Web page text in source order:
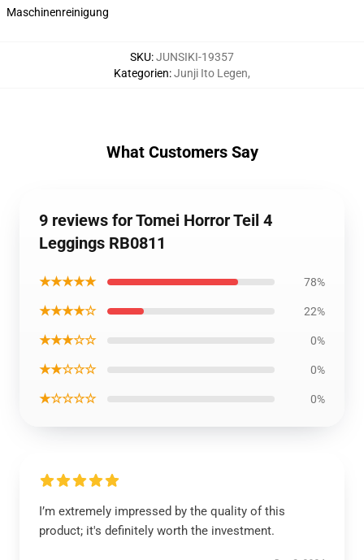
Maschinenreinigung
SKU:JUNSIKI-19357
Kategorien:Junji Ito Legen,
What Customers Say
9 reviews for Tomei Horror Teil 4
Leggings RB0811
★★★★★ 78%
★★★★☆ 22%
★★★☆☆ 0%
★★☆☆☆ 0%
★☆☆☆☆ 0%
I’m extremely impressed by the quality of this
product; it's definitely worth the investment.